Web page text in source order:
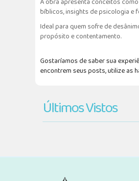
bíblicos, insights de psicologia e
Ideal para quem sofre de
propósito e contentamento.
Gostaríamos de saber sua
encontrem seus posts, utilize as
Últimos Vistos